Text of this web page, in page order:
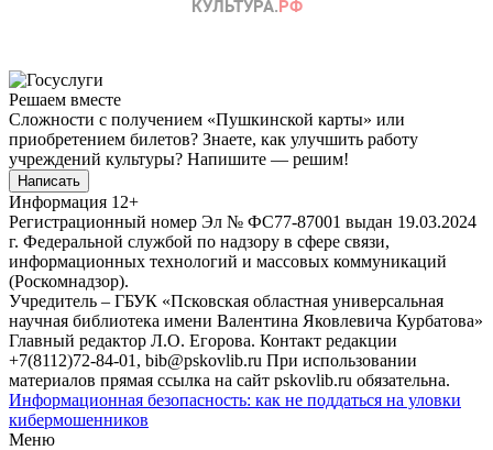
Решаем вместе
Сложности с получением «Пушкинской карты» или
приобретением билетов? Знаете, как улучшить работу
учреждений культуры? Напишите — решим!
Написать
Информация 12+
Регистрационный номер Эл № ФС77-87001 выдан 19.03.2024
г. Федеральной службой по надзору в сфере связи,
информационных технологий и массовых коммуникаций
(Роскомнадзор).
Учредитель – ГБУК «Псковская областная универсальная
научная библиотека имени Валентина Яковлевича Курбатова»
Главный редактор Л.О. Егорова. Контакт редакции
+7(8112)72-84-01, bib@pskovlib.ru При использовании
материалов прямая ссылка на сайт pskovlib.ru обязательна.
Информационная безопасность: как не поддаться на уловки
кибермошенников
Меню